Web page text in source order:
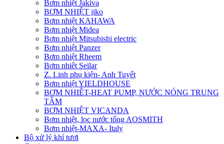
Bơm nhiệt Jakiva
BƠM NHIỆT jiko
Bơm nhiệt KAHAWA
Bơm nhiệt Midea
Bơm nhiệt Mitsubishi electric
Bơm nhiệt Panzer
Bơm nhiệt Rheem
Bơm nhiêt Seilar
Z. Linh phụ kiện- Anh Tuyết
Bơm nhiệt YIELDHOUSE
BƠM NHIÊT-HEAT PUMP, NƯỚC NÓNG TRUNG
TÂM
BƠM NHIỆT VICANDA
Bơm nhiệt, lọc nước tổng AOSMITH
Bơm nhiệt-MAXA- Italy
Bộ xử lý khí tươi